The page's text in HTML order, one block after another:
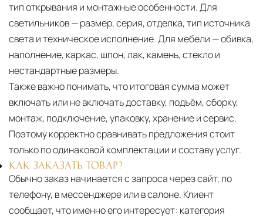
тип открывания и монтажные особенности. Для
светильников — размер, серия, отделка, тип источника
света и техническое исполнение. Для мебели — обивка,
наполнение, каркас, шпон, лак, камень, стекло и
нестандартные размеры.
Также важно понимать, что итоговая сумма может
включать или не включать доставку, подъём, сборку,
монтаж, подключение, упаковку, хранение и сервис.
Поэтому корректно сравнивать предложения стоит
только по одинаковой комплектации и составу услуг.
КАК ЗАКАЗАТЬ ТОВАР?
Обычно заказ начинается с запроса через сайт, по
телефону, в мессенджере или в салоне. Клиент
сообщает, что именно его интересует: категория